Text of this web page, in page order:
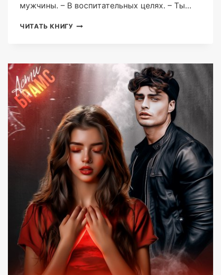
мужчины. – В воспитательных целях. – Ты…
ЧИТАТЬ КНИГУ ПРИРУЧИ
BRAMS)